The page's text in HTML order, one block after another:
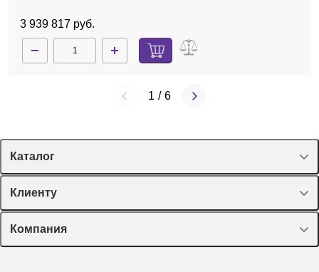
3 939 817 руб.
1 / 6
Каталог
Спецпредложения
Оборудование, приборы
Пластик, стекло, принадлежности
Химические реактивы, препараты, наборы
Клиенту
Лекторий Диаэм
Доставка и оплата
Компания